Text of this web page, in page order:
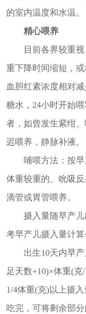
的室内温度和水温。
精心喂养
目前各界较重视
重下降时间缩短，
血胆红素浓度相对
糖水，24小时开始
者，如曾发生紫绀
迟喂养，静脉补液。
哺喂方法：按早
体重较重的、吮吸
滴管或胃管喂养。
摄入量随早产儿
考早产儿摄入量计算
出生10天内早产
足天数+10)×体重(克
1/4体重(克)以上摄
吃完，可将剩余部